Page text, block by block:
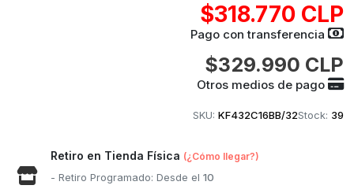
$318.770 CLP
Pago con transferencia
$329.990 CLP
Otros medios de pago
SKU: KF432C16BB/32Stock: 39
Retiro en Tienda Física (¿Cómo llegar?)
- Retiro Programado: Desde el10